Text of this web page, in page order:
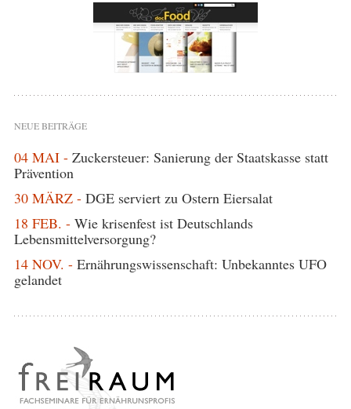
NEUE BEITRÄGE
04 MAI - Zuckersteuer: Sanierung der Staatskasse statt
Prävention
30 MÄRZ - DGE serviert zu Ostern Eiersalat
18 FEB. - Wie krisenfest ist Deutschlands
Lebensmittelversorgung?
14 NOV. - Ernährungswissenschaft: Unbekanntes UFO
gelandet